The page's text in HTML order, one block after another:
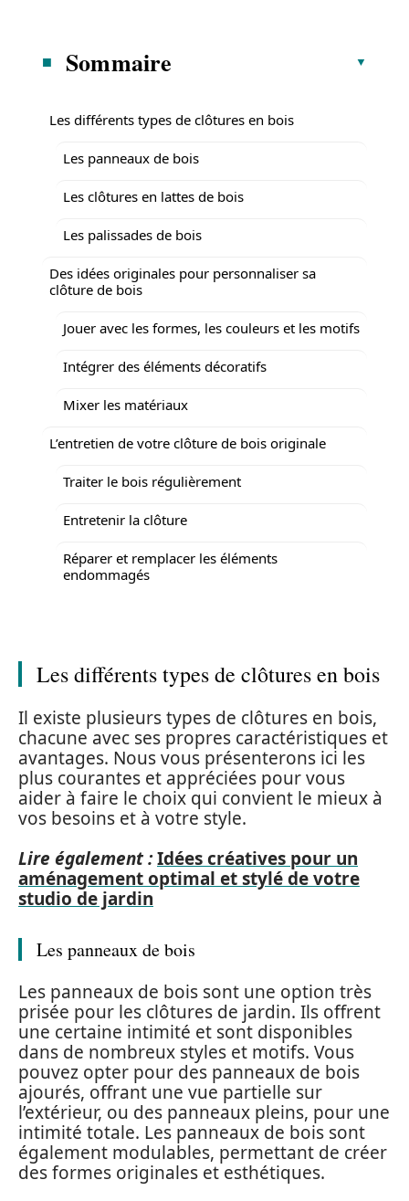
Sommaire
Les différents types de clôtures en bois
Les panneaux de bois
Les clôtures en lattes de bois
Les palissades de bois
Des idées originales pour personnaliser sa
clôture de bois
Jouer avec les formes, les couleurs et les motifs
Intégrer des éléments décoratifs
Mixer les matériaux
L’entretien de votre clôture de bois originale
Traiter le bois régulièrement
Entretenir la clôture
Réparer et remplacer les éléments
endommagés
Les différents types de clôtures en bois
Il existe plusieurs types de clôtures en bois,
chacune avec ses propres caractéristiques et
avantages. Nous vous présenterons ici les
plus courantes et appréciées pour vous
aider à faire le choix qui convient le mieux à
vos besoins et à votre style.
Lire également :Idées créatives pour un
aménagement optimal et stylé de votre
studio de jardin
Les panneaux de bois
Les panneaux de bois sont une option très
prisée pour les clôtures de jardin. Ils offrent
une certaine intimité et sont disponibles
dans de nombreux styles et motifs. Vous
pouvez opter pour des panneaux de bois
ajourés, offrant une vue partielle sur
l’extérieur, ou des panneaux pleins, pour une
intimité totale. Les panneaux de bois sont
également modulables, permettant de créer
des formes originales et esthétiques.